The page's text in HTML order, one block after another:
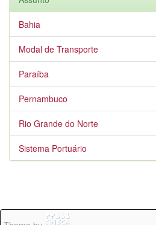
Bahia
Modal de Transporte
Paraíba
Pernambuco
Rio Grande do Norte
Sistema Portuário